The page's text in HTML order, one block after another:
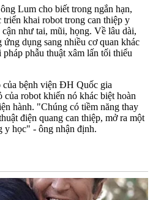
Lum cho biết trong ngắn hạn,
khai robot trong can thiệp y
như tai, mũi, họng. Về lâu dài,
dụng sang nhiều cơ quan khác
phẫu thuật xâ‌m lấ‌n tối thiểu
của bệnh viện ĐH Quốc gia
robot khiến nó khác biệt hoàn
hành. "Chúng có tiềm năng thay
điện quang can thiệp, mở ra một
y học" - ông nhận định.